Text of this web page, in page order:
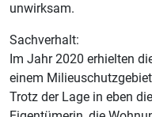
unwirksam.
Sachverhalt:
Im Jahr 2020 erhielten
einem
Trotz der Lage in eben